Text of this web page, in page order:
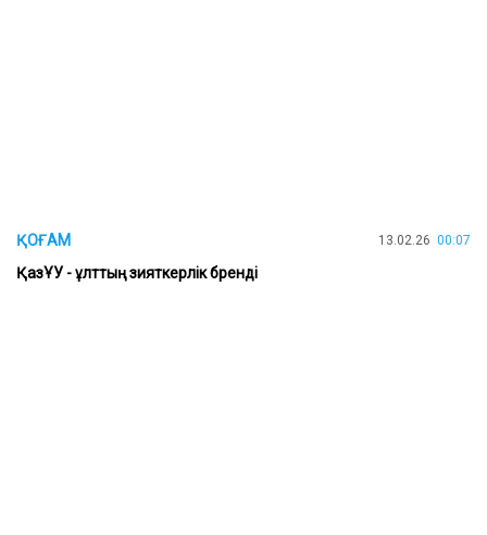
ҚОҒАМ 13.02.26 00:07
ҚазҰУ - ұлттың зияткерлік бренді